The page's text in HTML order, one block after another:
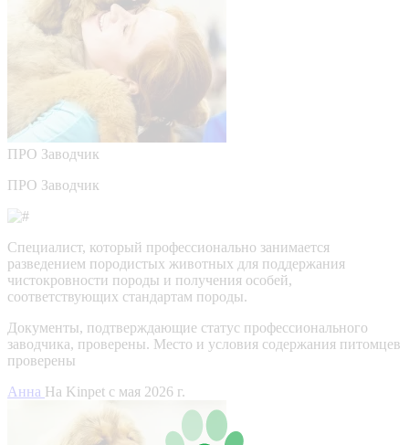
ПРО Заводчик
ПРО Заводчик
Специалист, который профессионально занимается
разведением породистых животных для поддержания
чистокровности породы и получения особей,
соответствующих стандартам породы.
Документы, подтверждающие статус профессионального
заводчика, проверены. Место и условия содержания питомцев
проверены
Анна На Kinpet c мая 2026 г.